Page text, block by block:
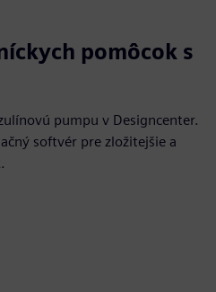
pomôcok s
pumpu v Designcenter.
softvér pre zložitejšie a